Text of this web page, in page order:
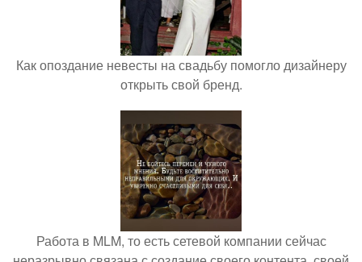
Как опоздание невесты на свадьбу помогло дизайнеру
открыть свой бренд.
Работа в MLM, то есть сетевой компании сейчас